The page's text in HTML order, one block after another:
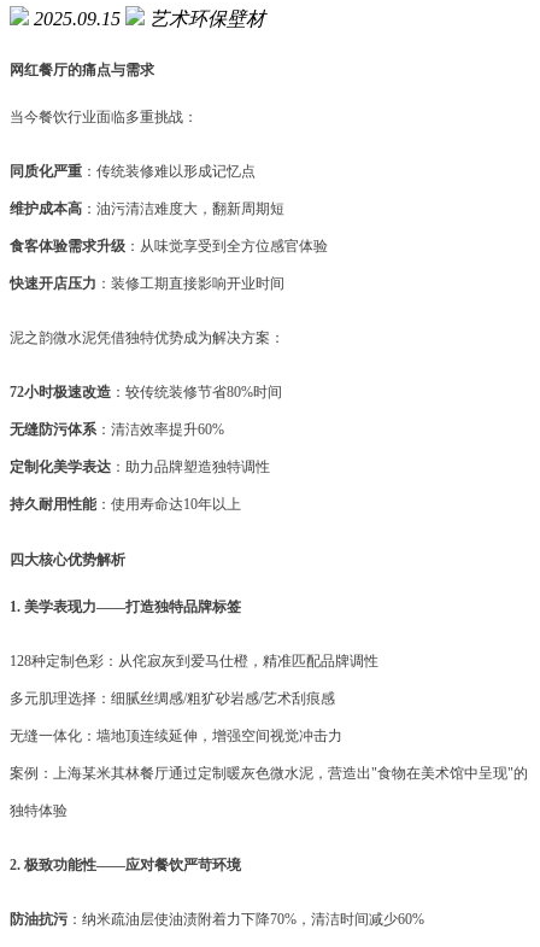
2025.09.15 艺术环保壁材
网红餐厅的痛点与需求
当今餐饮行业面临多重挑战：
同质化严重 ：传统装修难以形成记忆点
维护成本高 ：油污清洁难度大，翻新周期短
食客体验需求升级 ：从味觉享受到全方位感官体验
快速开店压力 ：装修工期直接影响开业时间
泥之韵微水泥凭借独特优势成为解决方案：
72小时极速改造 ：较传统装修节省80%时间
无缝防污体系 ：清洁效率提升60%
定制化美学表达 ：助力品牌塑造独特调性
持久耐用性能 ：使用寿命达10年以上
四大核心优势解析
1. 美学表现力——打造独特品牌标签
128种定制色彩：从侘寂灰到爱马仕橙，精准匹配品牌调性
多元肌理选择：细腻丝绸感/粗犷砂岩感/艺术刮痕感
无缝一体化：墙地顶连续延伸，增强空间视觉冲击力
案例：上海某米其林餐厅通过定制暖灰色微水泥，营造出"食物在美术馆中呈现"的
独特体验
2. 极致功能性——应对餐饮严苛环境
防油抗污 ：纳米疏油层使油渍附着力下降70%，清洁时间减少60%